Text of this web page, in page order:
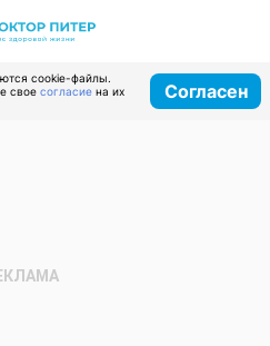
cookie-файлы.
свое согласие на их
Согласен